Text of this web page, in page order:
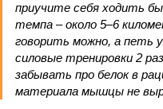
приучите себя ходить
темпа – около 5–6
говорить можно, а петь
силовые тренировки 2
забывать про белок в
материала мышцы не